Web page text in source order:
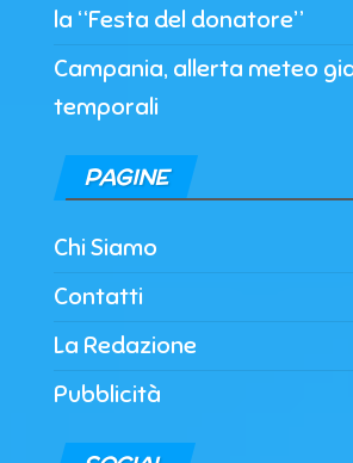
la “Festa del donatore”
Campania, allerta meteo
temporali
PAGINE
Chi Siamo
Contatti
La Redazione
Pubblicità